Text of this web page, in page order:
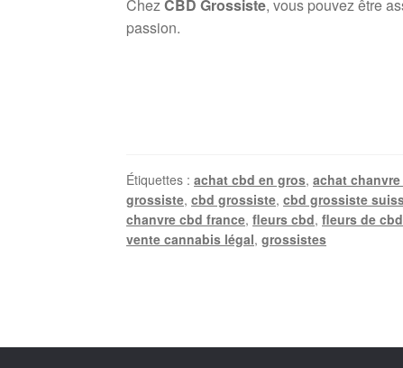
ChezCBD Grossiste, vous pouvez être
passion.
Étiquettes :achat cbd en gros,achat
grossiste,cbd grossiste,cbd grossiste
chanvre cbd france,fleurs cbd,fleurs de cbd
vente cannabis légal,grossistes